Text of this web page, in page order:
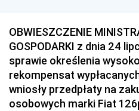
OBWIESZCZENIE
GOSPODARKI z dnia 24
sprawie określenia
rekompensat
wniosły przedpłaty na
osobowych marki Fiat